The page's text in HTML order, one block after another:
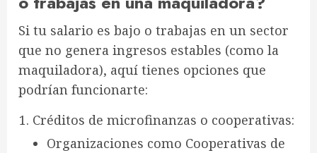
Si tu salario es bajo o trabajas en un sector
que no genera ingresos estables (como la
maquiladora), aquí tienes opciones que
podrían funcionarte:
Créditos de microfinanzas o cooperativas:
Organizaciones como Cooperativas de